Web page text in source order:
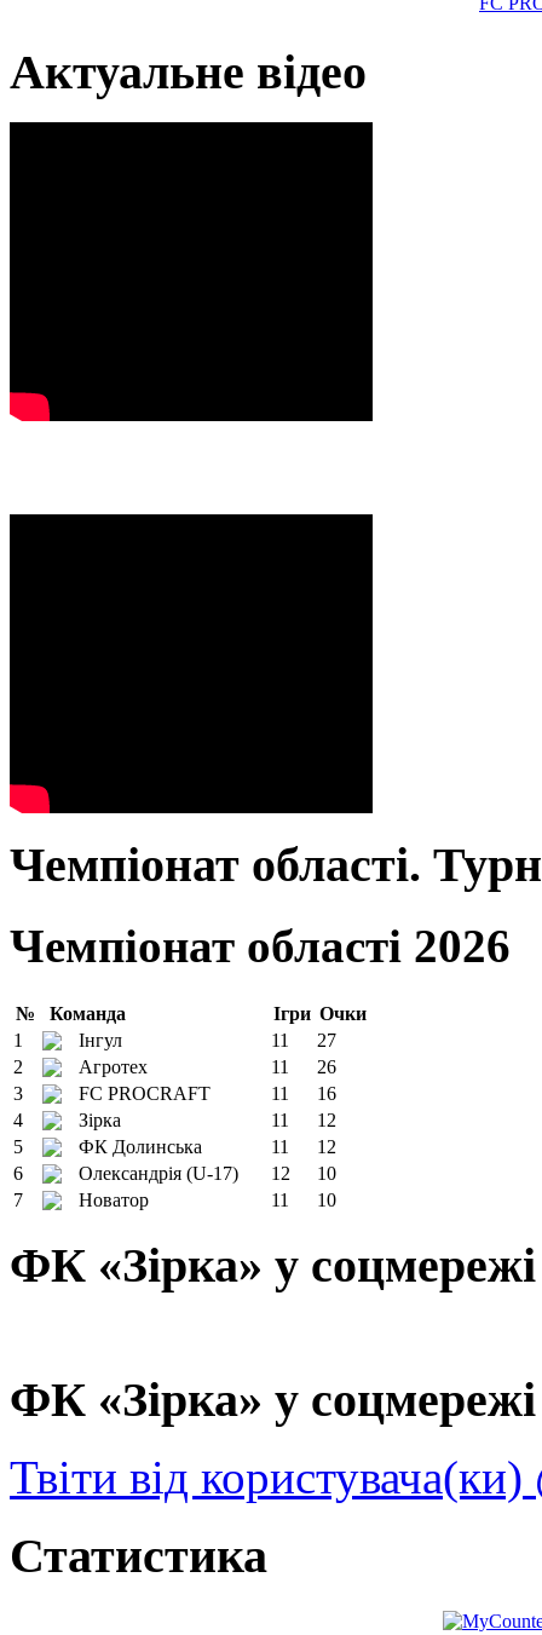
Актуальне відео
Чемпіонат області.
Чемпіонат області 2026
№ Команда Ігри Очки
1
Інгул 11
27
2
Агротех 11
26
3
FC PROCRAFT 11
16
4
Зірка 11
12
5
ФК Долинська 11
12
6
Олександрія (U-17) 12
10
7
Новатор 11 10
ФК «Зірка» у
ФК «Зірка» у
Твіти від
Статистика